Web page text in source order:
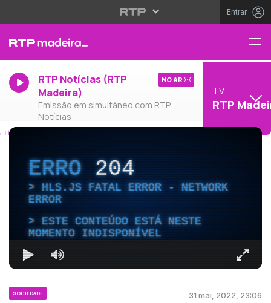
Entrar
RTP Notícias (RTP
Madeira)
Emissão em simultâneo com RTP
Notícias
NO AR
TV
RTP
ERRO204
HLS.JS FATAL ERROR - NETWORK
ERROR
ESTE CONTEÚDO ESTÁ NESTE
MOMENTO INDISPONÍVEL
SOCIEDADE 31 mai, 2022, 23:06